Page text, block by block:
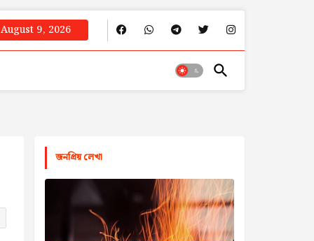
August 9, 2026
জনপ্রিয় লেখা